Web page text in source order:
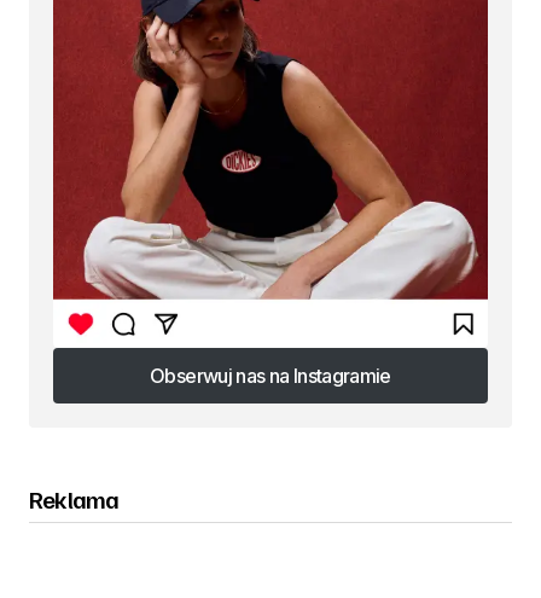
Obserwuj nas na Instagramie
Obserwuj nas na Instagramie
Reklama